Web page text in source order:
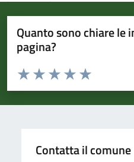
Quanto sono chiare le
pagina?
Valuta da 1 a 5 stelle la pagina
Valuta 5
Valuta 4 stelle su
Valuta 3 stelle su 5
Valuta 2 stelle su 5
Valuta 1 stelle su 5
Contatta il comune